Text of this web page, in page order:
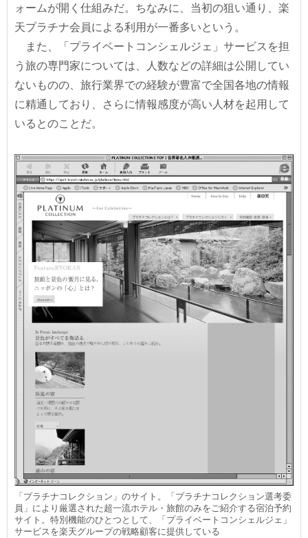
ォームが開く仕組みだ。ちなみに、当初の狙い通り、楽
天プラチナ会員による利用が一番多いという。
また、「プライベートコンシェルジェ」サービスを担
う旅の専門家については、人数などの詳細は公開してい
ないものの、旅行業界での経験が豊富で全国各地の情報
に精通しており、さらに情報感度が高い人材を起用して
いるとのことだ。
「プラチナコレクション」のサイト。「プラチナコレクション選考委
員」により厳選された超一流ホテル・旅館のみをご紹介する宿泊予約
サイト。特別機能のひとつとして、「プライベートコンシェルジェ」
サービスを楽天グループの戦略顧客に提供している